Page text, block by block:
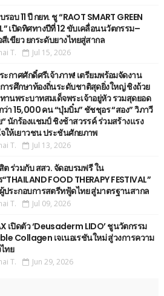
อบ 11 ปี กยท. ชู “RAOT SMART GREEN
เปิดทิศทางปีที่ 12 ขับเคลื่อนนวัตกรรม–
สีเขียว ยกระดับยางไทยสู่สากล
T. Jul 15, 2026
ะกาศศักดิ์ศรีเจ้าภาพ! เตรียมพร้อมจัดงาน
ารศึกษาท้องถิ่นระดับชาติสุดยิ่งใหญ่ ชิงถ้วย
านพระบาทสมเด็จพระเจ้าอยู่หัว รวมสุดยอด
ว่า 15,000 คน “บุ๋มบิ๋ม” ชัชชุอร “สอง” วิภาวี
“ นักร้องแชมป์ ชิงช้าสวรรค์ ร่วมสร้างแรง
ให้เยาวชน ประชันศักยภาพ
T. Jul 13, 2026
ร่วมกับ สสว. จัดอบรมฟรี ใน
FOOD THERAPY FESTIVAL”
ประกอบการสตรีทฟู้ดไทย สู่มาตรฐานสากล
T. Jul 09, 2026
เปิดตัว ‘Deusaderm LIDO’ ชูนวัตกรรม
Collagen เจเนอเรชันใหม่ สู่วงการความ
ทย
T. Jun 29, 2026